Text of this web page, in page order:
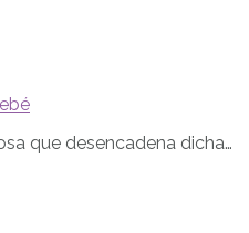
que desencadena dicha…